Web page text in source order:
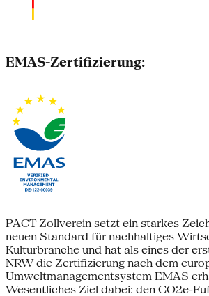
EMAS-Zertifizierung:
PACT Zollverein setzt ein starkes
neuen Standard für nachhaltiges
Kulturbranche und hat als eines der
NRW die Zertifizierung nach dem
Umweltmanagementsystem EMAS
Wesentliches Ziel dabei: den CO2e-